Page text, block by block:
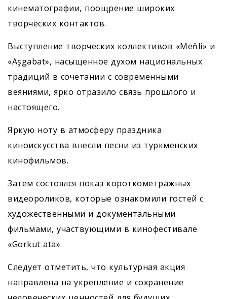
кинематографии, поощрение широких
творческих контактов.
Выступление творческих коллективов «Meňli» и
«Aşgabat», насыщенное духом национальных
традиций в сочетании с современными
веяниями, ярко отразило связь прошлого и
настоящего.
Яркую ноту в атмосферу праздника
киноискусства внесли песни из туркменских
кинофильмов.
Затем состоялся показ короткометражных
видеороликов, которые ознакомили гостей с
художественными и документальными
фильмами, участвующими в кинофестивале
«Gorkut ata».
Следует отметить, что культурная акция
направлена на укрепление и сохранение